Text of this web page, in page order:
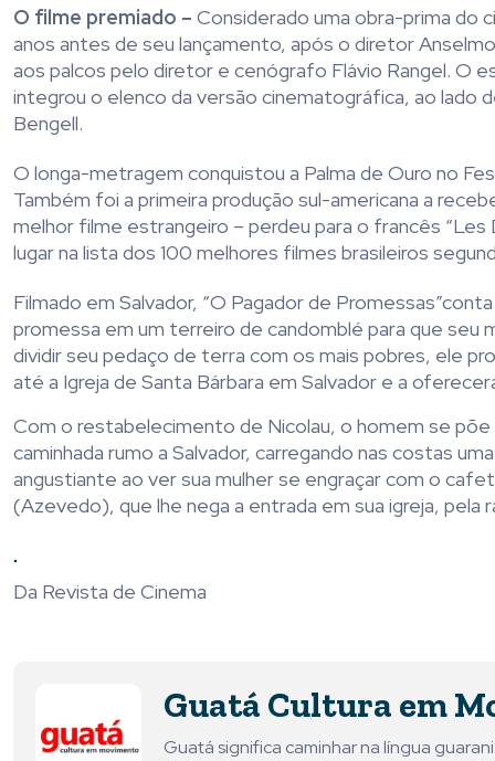
O filme premiado – Considerado uma obra-prima do
anos antes de seu lançamento, após o diretor
aos palcos pelo diretor e cenógrafo Flávio Rangel. O
integrou o elenco da versão cinematográfica, ao lado
Bengell.
O longa-metragem conquistou a Palma de Ouro no
Também foi a primeira produção sul-americana a
melhor filme estrangeiro – perdeu para o francês “Les
lugar na lista dos 100 melhores filmes brasileiros
Filmado em Salvador, “O Pagador de Promessas”conta
promessa em um terreiro de candomblé para que seu
dividir seu pedaço de terra com os mais pobres, ele
até a Igreja de Santa Bárbara em Salvador e a
Com o restabelecimento de Nicolau, o homem se
caminhada rumo a Salvador, carregando nas costas
angustiante ao ver sua mulher se engraçar com o
(Azevedo), que lhe nega a entrada em sua igreja,
.
Da Revista de Cinema
Guatá Cultura em
Guatá significa caminhar na língua